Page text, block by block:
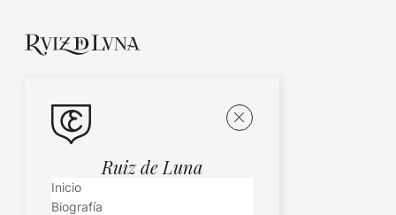
Ruiz de Luna
Inicio
Biografía